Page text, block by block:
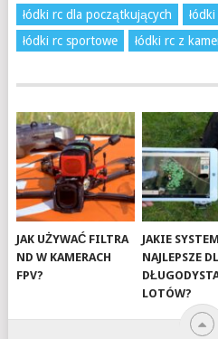
łódki rc dla początkujących
łódki rc sportowe
łódki rc z
JAK UŻYWAĆ FILTRA
ND W KAMERACH
FPV?
JAKIE
NAJLEPSZE
LOTÓW?